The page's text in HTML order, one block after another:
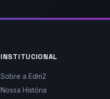
INSTITUCIONAL
Sobre a Edm2
Nossa História